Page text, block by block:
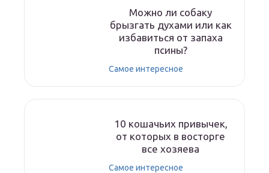
Можно ли собаку
брызгать духами или как
избавиться от запаха
псины?
Самое интересное
10 кошачьих привычек,
от которых в восторге
все хозяева
Самое интересное